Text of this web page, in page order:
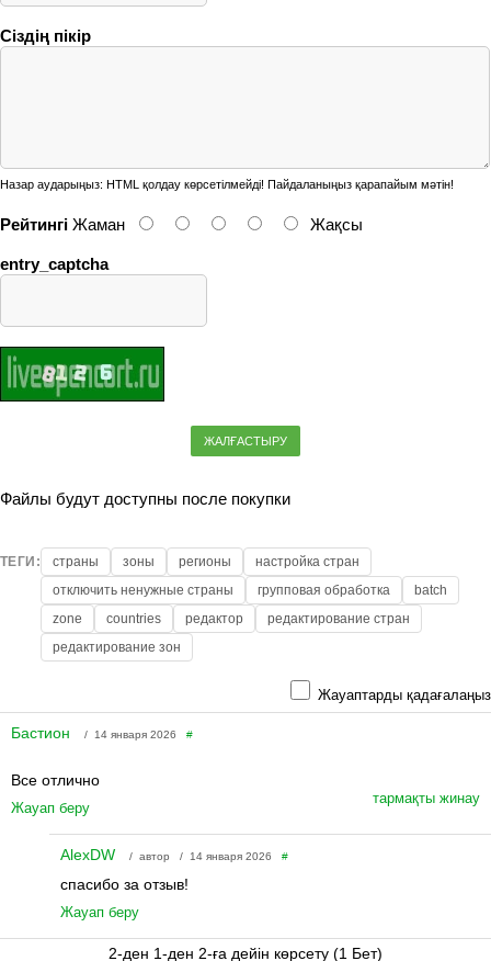
Сіздің пікір
Назар аударыңыз: HTML қолдау көрсетілмейді! Пайдаланыңыз қарапайым мәтін!
Рейтингі Жаман Жақсы
entry_captcha
ЖАЛҒАСТЫРУ
Файлы будут доступны после покупки
ТЕГИ: страны зоны регионы
настройка стран
отключить ненужные страны
групповая обработка
batch
zone
countries редактор
редактирование стран
редактирование зон
Жауаптарды қадағалаңыз
Бастион / 14 января 2026 #
Все отлично
Жауап беру
тармақты жинау
AlexDW / автор / 14 января 2026 #
спасибо за отзыв!
Жауап беру
2-ден 1-ден 2-ға дейін көрсету (1 Бет)